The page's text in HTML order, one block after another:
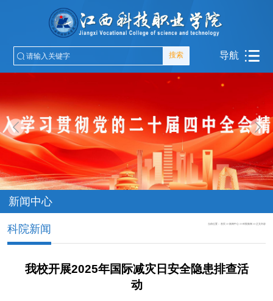
搜索 导航
新闻中心
科院新闻 当前位置： 首页>> 新闻中心>> 科院新闻>> 正文内容
我校开展2025年国际减灾日安全隐患排查活
动